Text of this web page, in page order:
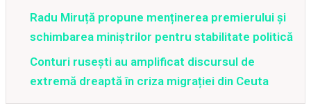
Radu Miruță propune menținerea premierului și
schimbarea miniștrilor pentru stabilitate politică
Conturi rusești au amplificat discursul de
extremă dreaptă în criza migrației din Ceuta